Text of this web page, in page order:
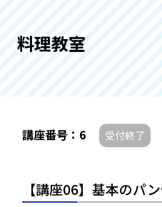
料理教室
講座番号：6 受付終了
【講座06】基本のパ